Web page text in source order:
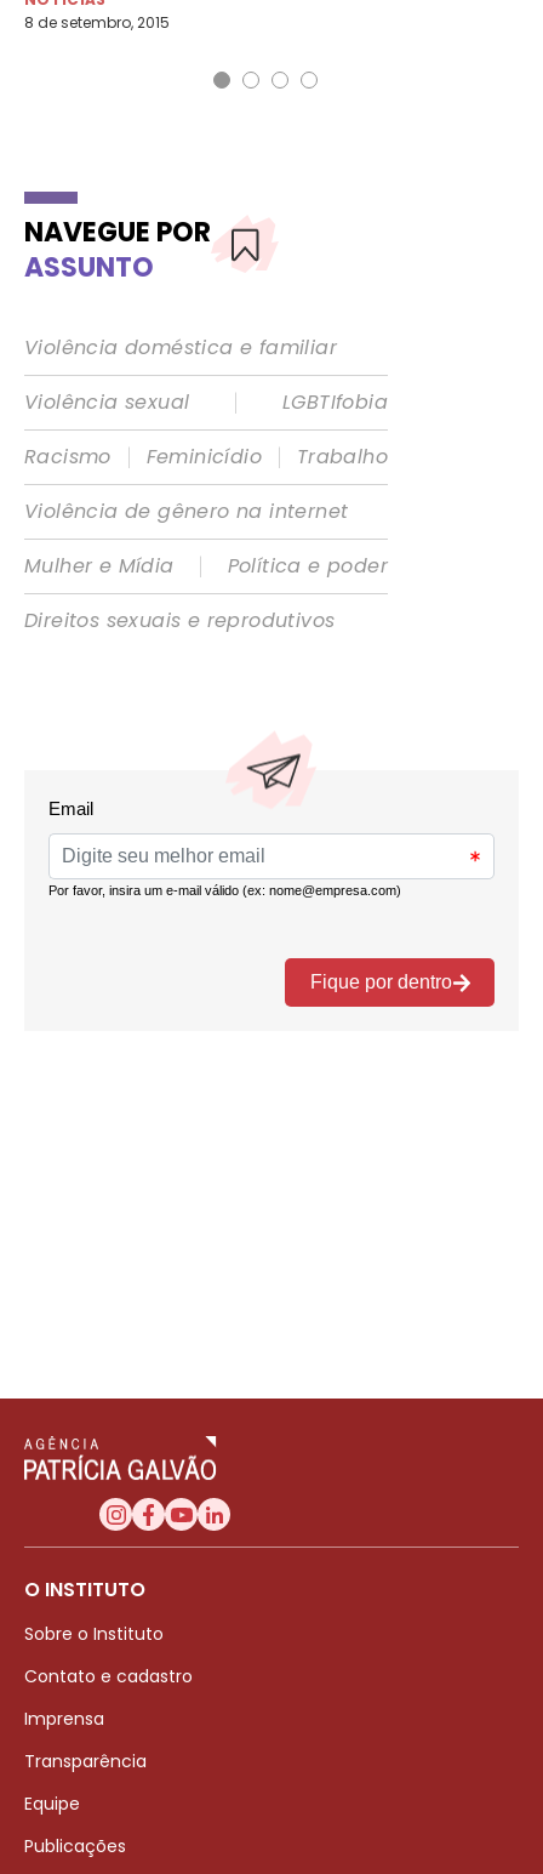
8 de setembro, 2015
NAVEGUE POR
ASSUNTO
Violência doméstica e familiar
Violência sexual
|
LGBTIfobia
Racismo
| Feminicídio |
Trabalho
Violência de gênero na internet
Mulher e Mídia
|
Política e poder
Direitos sexuais e reprodutivos
O INSTITUTO
Sobre o Instituto
Contato e cadastro
Imprensa
Transparência
Equipe
Publicações